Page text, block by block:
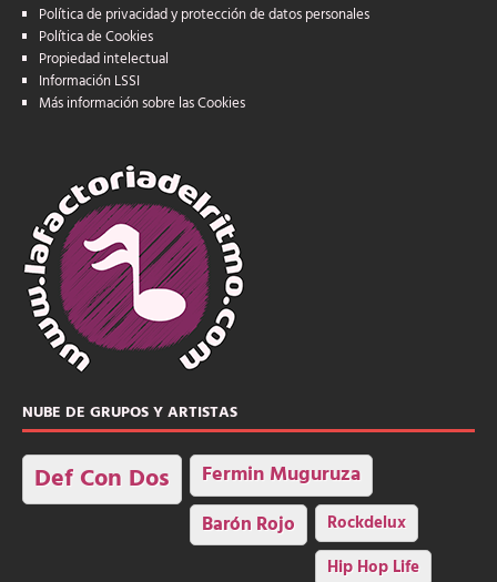
Política de privacidad y protección de datos personales
Política de Cookies
Propiedad intelectual
Información LSSI
Más información sobre las Cookies
NUBE DE GRUPOS Y ARTISTAS
Def Con Dos Fermin Muguruza
Barón Rojo Rockdelux
Hip Hop Life